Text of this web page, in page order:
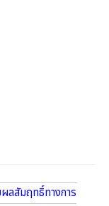
ลสัมฤทธิ์ทางการ